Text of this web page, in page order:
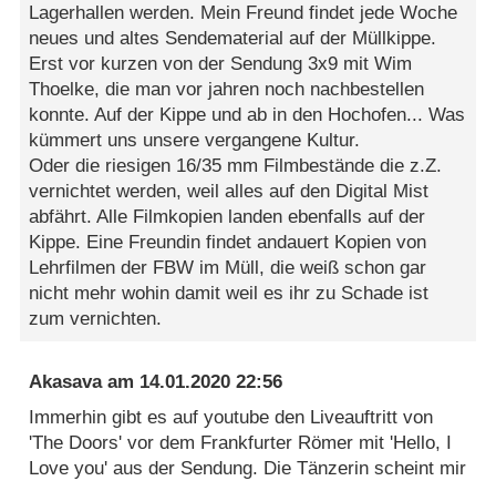
Lagerhallen werden. Mein Freund findet jede Woche
neues und altes Sendematerial auf der Müllkippe.
Erst vor kurzen von der Sendung 3x9 mit Wim
Thoelke, die man vor jahren noch nachbestellen
konnte. Auf der Kippe und ab in den Hochofen... Was
kümmert uns unsere vergangene Kultur.
Oder die riesigen 16/35 mm Filmbestände die z.Z.
vernichtet werden, weil alles auf den Digital Mist
abfährt. Alle Filmkopien landen ebenfalls auf der
Kippe. Eine Freundin findet andauert Kopien von
Lehrfilmen der FBW im Müll, die weiß schon gar
nicht mehr wohin damit weil es ihr zu Schade ist
zum vernichten.
Akasavaam 14.01.2020 22:56
Immerhin gibt es auf youtube den Liveauftritt von
'The Doors' vor dem Frankfurter Römer mit 'Hello, I
Love you' aus der Sendung. Die Tänzerin scheint mir